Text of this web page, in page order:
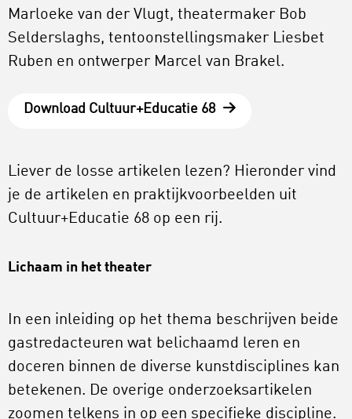
Marloeke van der Vlugt, theatermaker Bob
Selderslaghs, tentoonstellingsmaker Liesbet
Ruben en ontwerper Marcel van Brakel.
Download Cultuur+Educatie 68
Liever de losse artikelen lezen? Hieronder vind
je de artikelen en praktijkvoorbeelden uit
Cultuur+Educatie 68 op een rij.
Lichaam in het theater
In een inleiding op het thema beschrijven beide
gastredacteuren wat belichaamd leren en
doceren binnen de diverse kunstdisciplines kan
betekenen. De overige onderzoeksartikelen
zoomen telkens in op een specifieke discipline.